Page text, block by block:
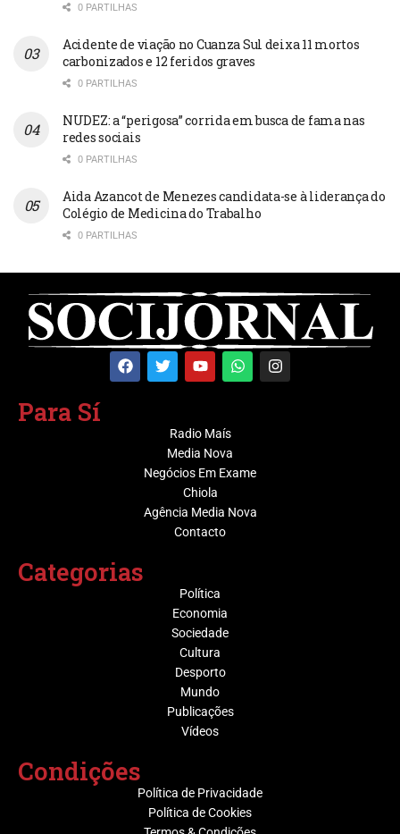
0 PARTILHAS
Acidente de viação no Cuanza Sul deixa 11 mortos
carbonizados e 12 feridos graves
0 PARTILHAS
NUDEZ: a “perigosa” corrida em busca de fama nas
redes sociais
0 PARTILHAS
Aida Azancot de Menezes candidata-se à liderança do
Colégio de Medicina do Trabalho
0 PARTILHAS
Para Sí
Radio Maís
Media Nova
Negócios Em Exame
Chiola
Agência Media Nova
Contacto
Categorias
Política
Economia
Sociedade
Cultura
Desporto
Mundo
Publicações
Vídeos
Condições
Política de Privacidade
Política de Cookies